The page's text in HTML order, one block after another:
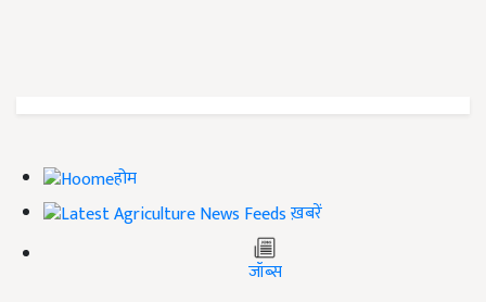
होम
ख़बरें
जॉब्स